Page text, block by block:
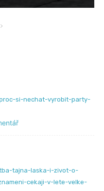
si-nechat-vyrobit-party-
tajna-laska-i-zivot-o-
cekaji-v-lete-velke-